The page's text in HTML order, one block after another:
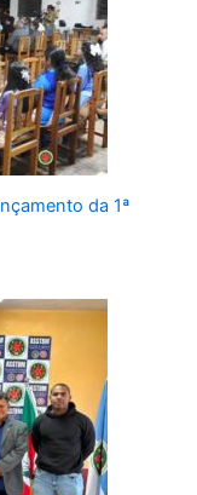
da 1ª